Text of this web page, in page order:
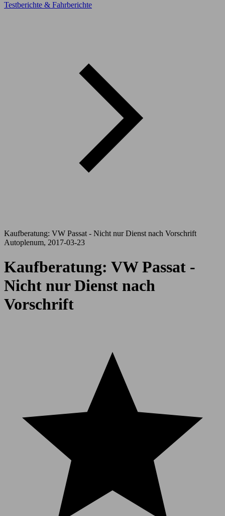
Testberichte & Fahrberichte
Kaufberatung: VW Passat - Nicht nur Dienst nach Vorschrift
Autoplenum, 2017-03-23
Kaufberatung: VW Passat -
Nicht nur Dienst nach
Vorschrift